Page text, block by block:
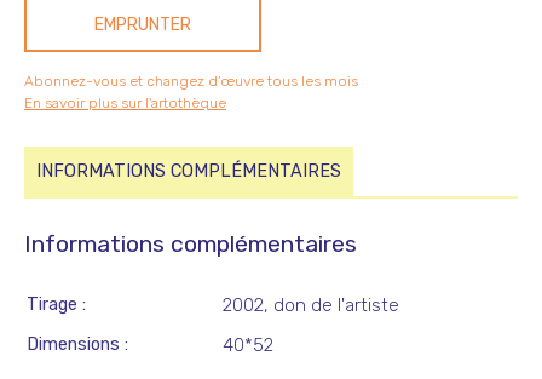
EMPRUNTER
Abonnez-vous et changez d’œuvre tous les mois
En savoir plus sur l'artothèque
INFORMATIONS COMPLÉMENTAIRES
Informations complémentaires
Tirage 2002, don de l'artiste
Dimensions 40*52